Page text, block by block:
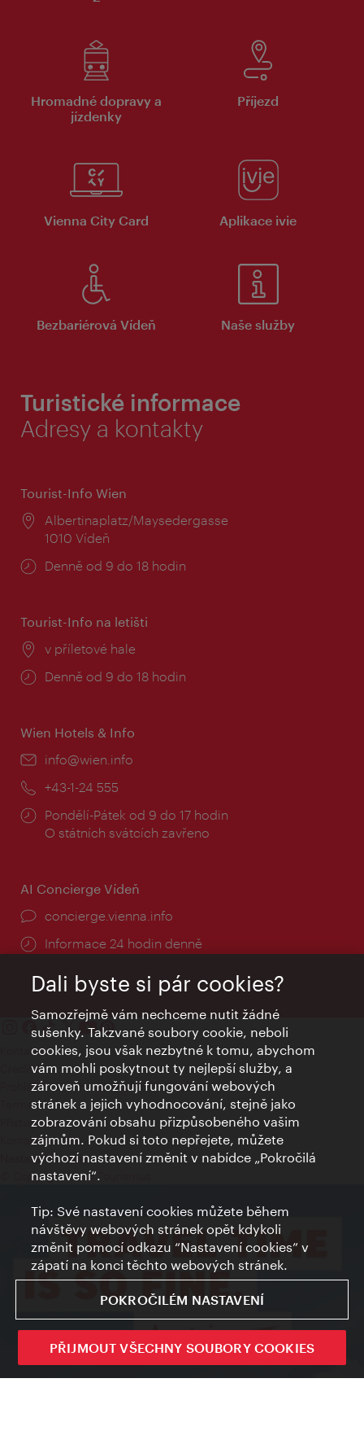
Hromadné dopravy a
jízdenky
Příjezd
Vienna City Card Aplikace ivie
Bezbariérová Vídeň Naše služby
Turistické informace
Adresy a kontakty
Tourist-Info Wien
Místo:
Albertinaplatz/Maysedergasse
1010 Vídeň
Provozní
Denně od 9 do 18 hodin
Tourist-Info na letišti
Místo:
v příletové hale
Provozní
Denně od 9 do 18 hodin
Wien Hotels & Info
E-
info@wien.info
Telefon:
+43-1-24 555
Provozní
doba:
Pondělí-Pátek od 9 do 17 hodin
O státních svátcích zavřeno
AI Concierge Vídeň
concierge.vienna.info
Informace 24 hodin denně
Kontakty
Credits
Prohlášení o ochraně osobních údajů
Terms of Use
Přístupnost
Kontakt pro tisk
Nastavení cookies
© Copyright Wien Tourismus
Dali byste si pár cookies?
Samozřejmě vám nechceme nutit žádné
sušenky. Takzvané soubory cookie, neboli
cookies, jsou však nezbytné k tomu, abychom
vám mohli poskytnout ty nejlepší služby, a
zároveň umožňují fungování webových
stránek a jejich vyhodnocování, stejně jako
zobrazování obsahu přizpůsobeného vašim
zájmům. Pokud si toto nepřejete, můžete
výchozí nastavení změnit v nabídce „Pokročilá
nastavení“.
Tip: Své nastavení cookies můžete během
návštěvy webových stránek opět kdykoli
změnit pomocí odkazu “Nastavení cookies” v
zápatí na konci těchto webových stránek.
POKROČILÉM NASTAVENÍ
PŘIJMOUT VŠECHNY SOUBORY COOKIES